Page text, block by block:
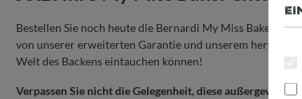
Bestellen Sie noch heute die Bernardi My Miss Baker
von unserer erweiterten Garantie und unserem
Welt des Backens eintauchen können!
Verpassen Sie nicht die Gelegenheit, diese